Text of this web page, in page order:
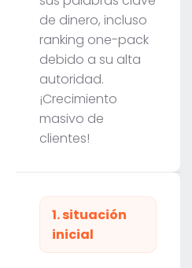
de dinero, incluso
ranking one-pack
debido a su alta
autoridad.
¡Crecimiento
masivo de
clientes!
1. situación
inicial